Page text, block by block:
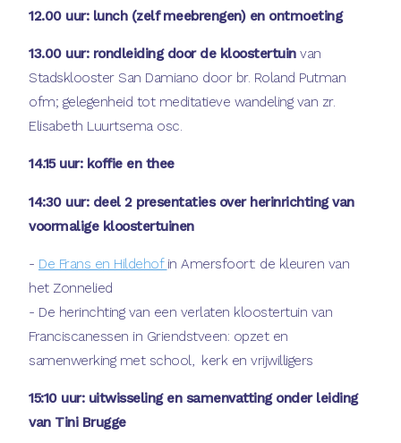
12.00 uur: lunch (zelf meebrengen) en ontmoeting
13.00 uur: rondleiding door de kloostertuinvan
Stadsklooster San Damiano door br. Roland Putman
ofm; gelegenheid tot meditatieve wandeling van zr.
Elisabeth Luurtsema osc.
14.15 uur: koffie en thee
14:30 uur: deel 2 presentaties over herinrichting van
voormalige kloostertuinen
- De Frans en Hildehof in Amersfoort: de kleuren van
het Zonnelied
- De herinchting van een verlaten kloostertuin van
Franciscanessen in Griendstveen: opzet en
samenwerking met school, kerk en vrijwilligers
15:10 uur: uitwisseling en samenvatting onder leiding
van Tini Brugge